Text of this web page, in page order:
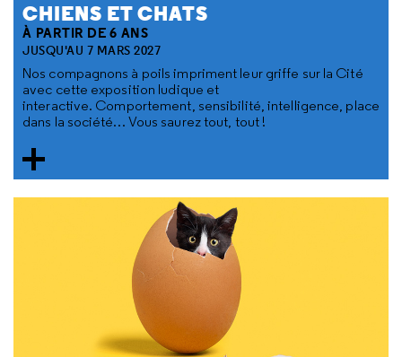
CHIENS ET CHATS
À PARTIR DE 6 ANS
JUSQU'AU 7 MARS 2027
Nos compagnons à poils impriment leur griffe sur la Cité
avec cette exposition ludique et
interactive. Comportement, sensibilité, intelligence, place
dans la société… Vous saurez tout, tout !